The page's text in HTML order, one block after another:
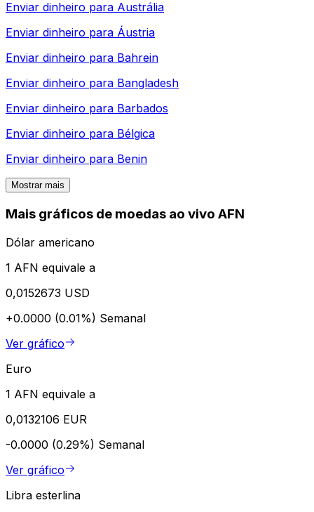
Enviar dinheiro para Austrália
Enviar dinheiro para Áustria
Enviar dinheiro para Bahrein
Enviar dinheiro para Bangladesh
Enviar dinheiro para Barbados
Enviar dinheiro para Bélgica
Enviar dinheiro para Benin
Mostrar mais
Mais gráficos de moedas ao vivo AFN
Dólar americano
1 AFN equivale a
0,0152673 USD
+0.0000 (0.01%) Semanal
Ver gráfico
Euro
1 AFN equivale a
0,0132106 EUR
-0.0000 (0.29%) Semanal
Ver gráfico
Libra esterlina